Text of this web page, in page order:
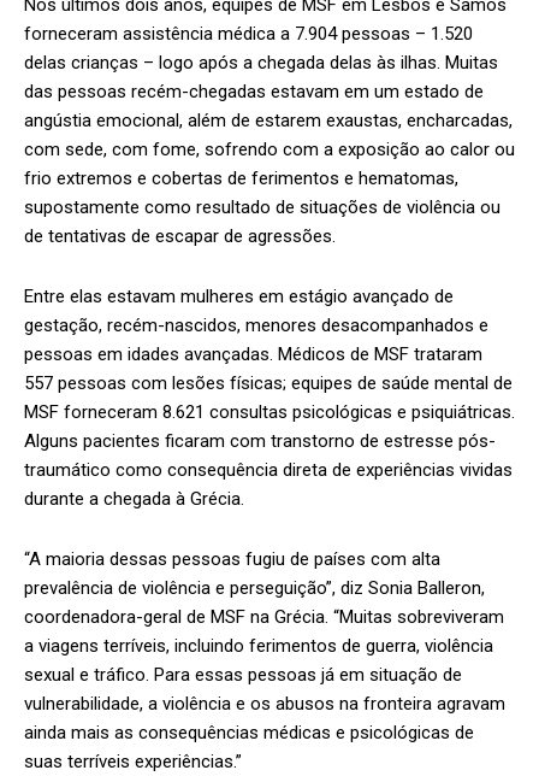
Nos últimos dois anos, equipes de MSF em Lesbos e Samos
forneceram assistência médica a 7.904 pessoas – 1.520
delas crianças – logo após a chegada delas às ilhas. Muitas
das pessoas recém-chegadas estavam em um estado de
angústia emocional, além de estarem exaustas, encharcadas,
com sede, com fome, sofrendo com a exposição ao calor ou
frio extremos e cobertas de ferimentos e hematomas,
supostamente como resultado de situações de violência ou
de tentativas de escapar de agressões.
Entre elas estavam mulheres em estágio avançado de
gestação, recém-nascidos, menores desacompanhados e
pessoas em idades avançadas. Médicos de MSF trataram
557 pessoas com lesões físicas; equipes de saúde mental de
MSF forneceram 8.621 consultas psicológicas e psiquiátricas.
Alguns pacientes ficaram com transtorno de estresse pós-
traumático como consequência direta de experiências vividas
durante a chegada à Grécia.
“A maioria dessas pessoas fugiu de países com alta
prevalência de violência e perseguição”, diz Sonia Balleron,
coordenadora-geral de MSF na Grécia. “Muitas sobreviveram
a viagens terríveis, incluindo ferimentos de guerra, violência
sexual e tráfico. Para essas pessoas já em situação de
vulnerabilidade, a violência e os abusos na fronteira agravam
ainda mais as consequências médicas e psicológicas de
suas terríveis experiências.”